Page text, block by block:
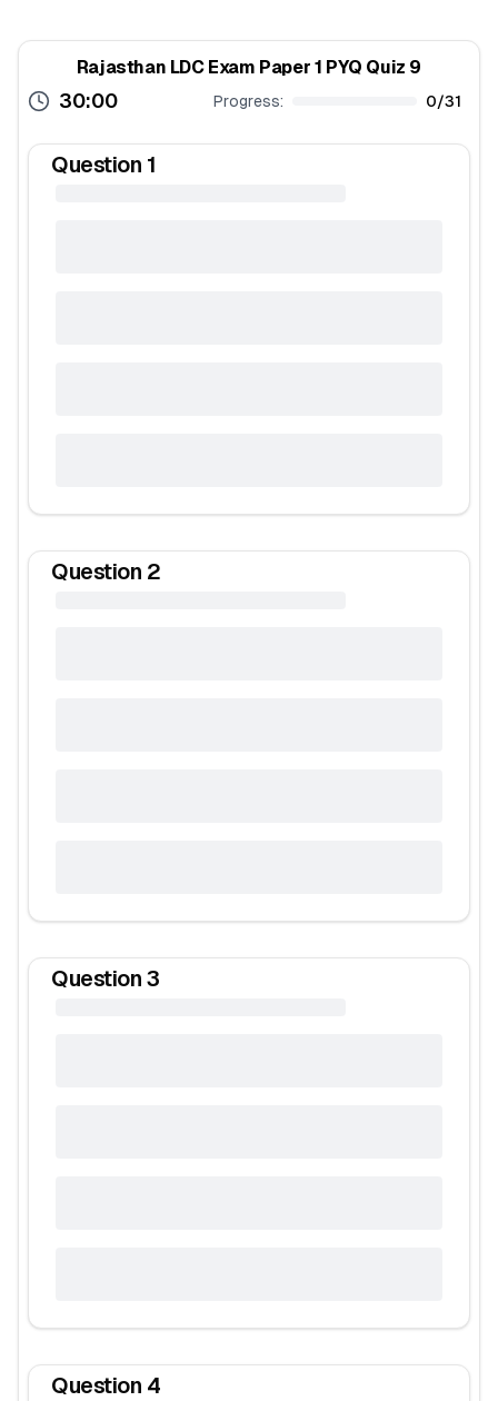
Rajasthan LDC Exam Paper 1 PYQ Quiz 9
30:00 Progress: 0/31
Question 1
Question 2
Question 3
Question 4